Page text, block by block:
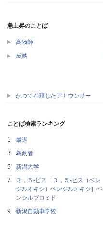
急上昇のことば
高物師
反映
かつて在籍したアナウンサー
ことば検索ランキング
最遅
為政者
新潟大学
３，５‐ビス［３，５‐ビス（ベン
ジルオキシ）ベンジルオキシ］ベ
ンジルブロミド
新潟自動車学校